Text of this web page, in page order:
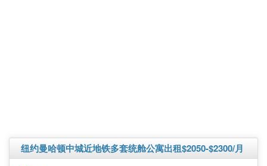
纽约曼哈顿中城近地铁多套统舱公寓出租$2050-$2300/月